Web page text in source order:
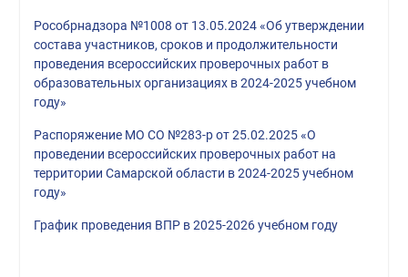
Рособрнадзора №1008 от 13.05.2024 «Об утверждении
состава участников, сроков и продолжительности
проведения всероссийских проверочных работ в
образовательных организациях в 2024-2025 учебном
году»
Распоряжение МО СО №283-р от 25.02.2025 «О
проведении всероссийских проверочных работ на
территории Самарской области в 2024-2025 учебном
году»
График проведения ВПР в 2025-2026 учебном году